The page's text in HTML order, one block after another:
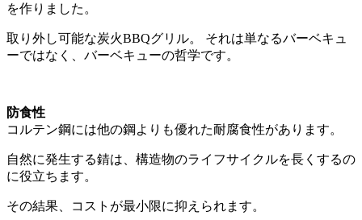
を作りました。
取り外し可能な炭火BBQグリル。 それは単なるバーベキュ
ーではなく、バーベキューの哲学です。
防食性
コルテン鋼には他の鋼よりも優れた耐腐食性があります。
自然に発生する錆は、構造物のライフサイクルを長くするの
に役立ちます。
その結果、コストが最小限に抑えられます。